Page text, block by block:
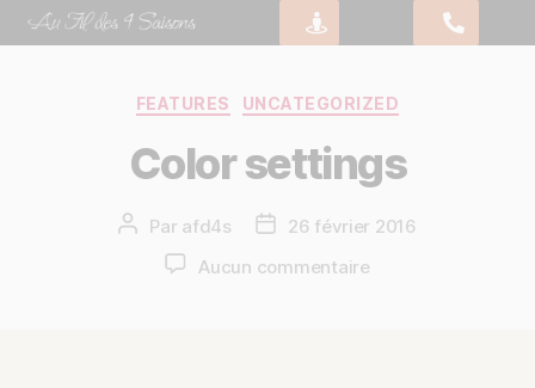
FEATURES UNCATEGORIZED
Color settings
Par afd4s
26 février 2016
Aucun commentaire